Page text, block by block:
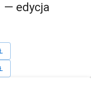
— edycja